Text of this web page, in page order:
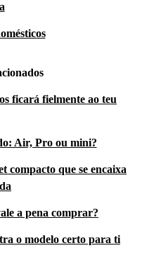
ficará fielmente ao teu
Air, Pro ou mini?
compacto que se encaixa
a pena comprar?
o modelo certo para ti